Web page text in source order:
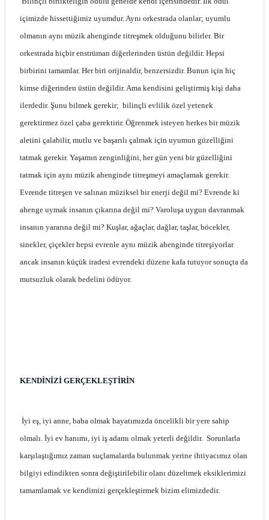
içimizde hissettiğimiz uyumdur. Aynı orkestrada olanlar; uyumlu
olmanın aynı müzik ahenginde titreşmek olduğunu bilirler. Bir
orkestrada hiçbir enstrüman diğerlerinden üstün değildir. Hepsi
birbirini tamamlar. Her biri orijinaldir, benzersizdir. Bunun için hiç
kimse diğerinden üstün değildir. Ama kendisini geliştirmiş kişi daha
ilerdedir. Şunu bilmek gerekir; bilinçli evlilik özel yetenek
gerektirmez özel çaba gerektirir. Öğrenmek isteyen herkes bir müzik
aletini çalabilir, mutlu ve başarılı çalmak için uyumun güzelliğini
tatmak gerekir. Yaşamın zenginliğini, her gün yeni bir güzelliğini
tatmak için aynı müzik ahenginde titreşmeyi amaçlamak gerekir.
Evrende titreşen ve salınan müziksel bir enerji değil mi? Evrende ki
ahenge uymak insanın çıkarına değil mi? Varoluşa uygun davranmak
insanın yararına değil mi? Kuşlar, ağaçlar, dağlar, taşlar, böcekler,
sinekler, çiçekler hepsi evrenle aynı müzik ahenginde titreşiyorlar
ancak insanın küçük iradesi evrendeki düzene kafa tutuyor sonuçta da
mutsuzluk olarak bedelini ödüyor.
KENDİNİZİ GERÇEKLEŞTİRİN
İyi eş, iyi anne, baba olmak hayatımızda öncelikli bir yere sahip
olmalı. İyi ev hanımı, iyi iş adamı olmak yeterli değildir. Sorunlarla
karşılaştığımız zaman suçlamalarda bulunmak yerine ihtiyacımız olan
bilgiyi edindikten sonra değiştirilebilir olanı düzeltmek eksiklerimizi
tamamlamak ve kendimizi gerçekleştirmek bizim elimizdedir.